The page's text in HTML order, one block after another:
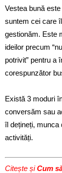
Vestea bună
suntem cei care
gestionăm. Este
ideilor precum
potrivit” pentru a
corespunzător
Există 3 moduri
conversăm sau
îl dețineți, munca
activități.
Citește șiCum